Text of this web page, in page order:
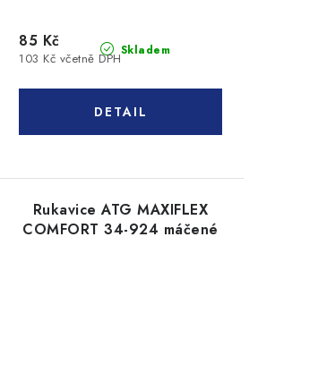
Skladem
103 Kč včetně DPH
85 Kč
Rukavice ATG MAXIFLEX
COMFORT 34-924 máčené